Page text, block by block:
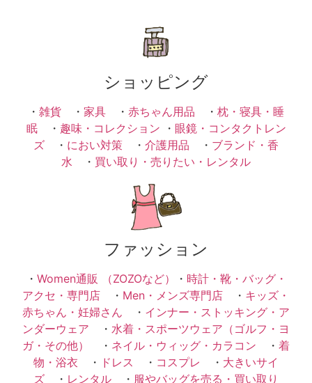
ショッピング
・ 雑貨 ・ 家具 ・ 赤ちゃん用品 ・ 枕・寝具・睡
眠・ 趣味・コレクション ・ 眼鏡・コンタクトレン
ズ ・ におい対策 ・ 介護用品 ・ ブランド・香
水 ・ 買い取り・売りたい・レンタル
ファッション
・ Women通販 （ZOZOなど） ・ 時計・靴・バッグ・
アクセ・専門店 ・ Men・メンズ専門店 ・ キッズ・
赤ちゃん・妊婦さん ・ インナー・ストッキング・ア
ンダーウェア ・ 水着・スポーツウェア（ゴルフ・ヨ
ガ・その他）
・ ネイル・ウィッグ・カラコン ・ 着
物・浴衣 ・ ドレス ・ コスプレ ・ 大きいサイ
ズ ・ レンタル ・ 服やバッグを売る・買い取り